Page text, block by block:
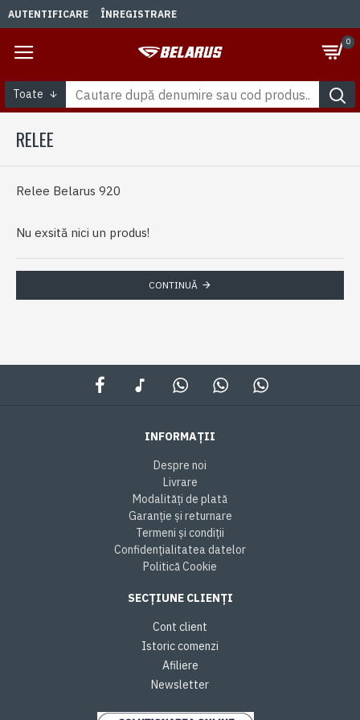
AUTENTIFICARE ÎNREGISTRARE
0
Toate
RELEE
Relee Belarus 920
Nu exsită nici un produs!
CONTINUĂ
INFORMAȚII
Despre noi
Livrare
Modalități de plată
Garanție și returnare
Termeni și condiții
Confidențialitatea datelor
Politică Cookie
SECȚIUNE CLIENȚI
Cont client
Istoric comenzi
Afiliere
Newsletter